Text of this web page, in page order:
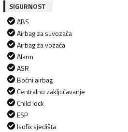
SIGURNOST
ABS
Airbag za suvozača
Airbag za vozača
Alarm
ASR
Bočni airbag
Centralno zaključavanje
Child lock
ESP
Isofix sjedišta